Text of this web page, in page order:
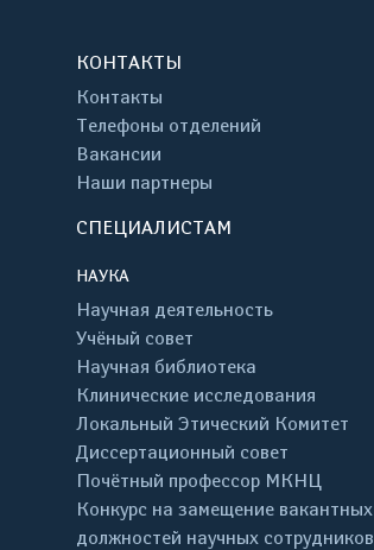
КОНТАКТЫ
Контакты
Телефоны отделений
Вакансии
Наши партнеры
СПЕЦИАЛИСТАМ
НАУКА
Научная деятельность
Учёный совет
Научная библиотека
Клинические исследования
Локальный Этический Комитет
Диссертационный совет
Почётный профессор МКНЦ
Конкурс на замещение вакантных
должностей научных сотрудников